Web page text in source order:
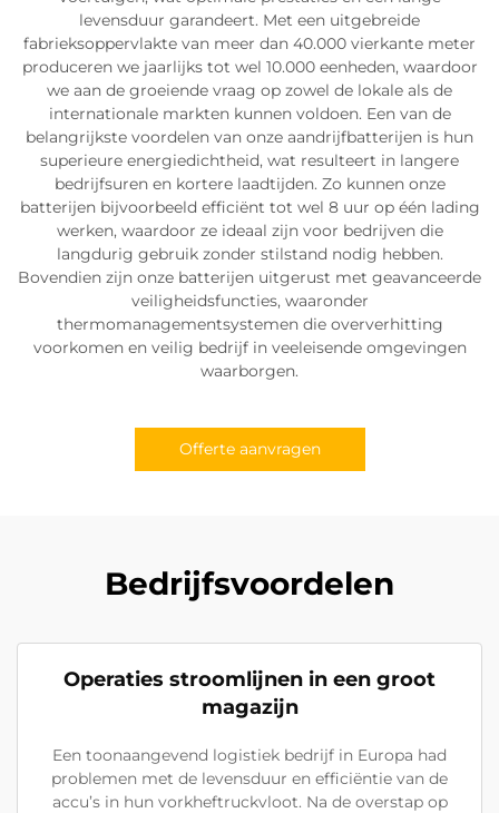
levensduur garandeert. Met een uitgebreide
fabrieksoppervlakte van meer dan 40.000 vierkante meter
produceren we jaarlijks tot wel 10.000 eenheden, waardoor
we aan de groeiende vraag op zowel de lokale als de
internationale markten kunnen voldoen. Een van de
belangrijkste voordelen van onze aandrijfbatterijen is hun
superieure energiedichtheid, wat resulteert in langere
bedrijfsuren en kortere laadtijden. Zo kunnen onze
batterijen bijvoorbeeld efficiënt tot wel 8 uur op één lading
werken, waardoor ze ideaal zijn voor bedrijven die
langdurig gebruik zonder stilstand nodig hebben.
Bovendien zijn onze batterijen uitgerust met geavanceerde
veiligheidsfuncties, waaronder
thermomanagementsystemen die oververhitting
voorkomen en veilig bedrijf in veeleisende omgevingen
waarborgen.
Offerte aanvragen
Bedrijfsvoordelen
Operaties stroomlijnen in een groot
magazijn
Een toonaangevend logistiek bedrijf in Europa had
problemen met de levensduur en efficiëntie van de
accu’s in hun vorkheftruckvloot. Na de overstap op